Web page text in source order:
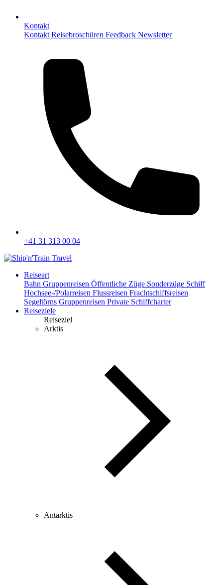
Kontakt
Kontakt Reisebroschüren Feedback Newsletter
+41 31 313 00 04
Reiseart
Bahn Gruppenreisen Öffentliche Züge Sonderzüge Schiff
Hochsee-/Polarreisen Flussreisen Frachtschiffsreisen
Segeltörns Gruppenreisen Private Schiffcharter
Reiseziele
Reiseziel
Arktis
Antarktis